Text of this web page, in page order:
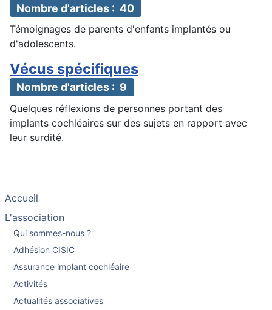
Nombre d'articles : 40
Témoignages de parents d'enfants implantés ou
d'adolescents.
Vécus spécifiques
Nombre d'articles : 9
Quelques réflexions de personnes portant des
implants cochléaires sur des sujets en rapport avec
leur surdité.
Accueil
L'association
Qui sommes-nous ?
Adhésion CISIC
Assurance implant cochléaire
Activités
Actualités associatives